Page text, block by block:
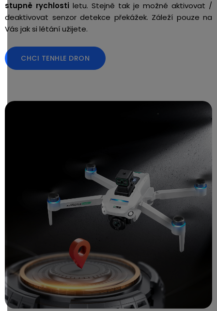
stupně rychlosti letu. Stejně tak je možné aktivovat /
deaktivovat senzor detekce překážek. Záleží pouze na
Vás jak si létání užijete.
CHCI TENHLE DRON